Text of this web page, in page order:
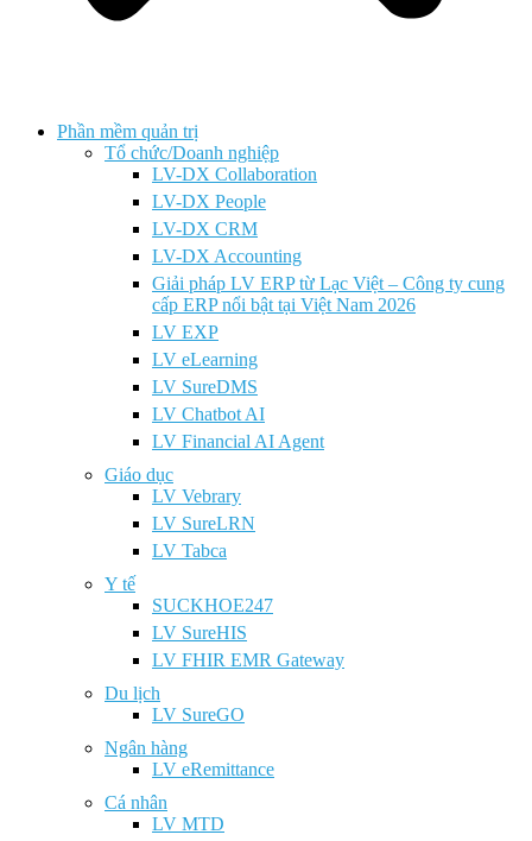
Phần mềm quản trị
Tổ chức/Doanh nghiệp
LV-DX Collaboration
LV-DX People
LV-DX CRM
LV-DX Accounting
Giải pháp LV ERP từ Lạc Việt – Công ty cung
cấp ERP nổi bật tại Việt Nam 2026
LV EXP
LV eLearning
LV SureDMS
LV Chatbot AI
LV Financial AI Agent
Giáo dục
LV Vebrary
LV SureLRN
LV Tabca
Y tế
SUCKHOE247
LV SureHIS
LV FHIR EMR Gateway
Du lịch
LV SureGO
Ngân hàng
LV eRemittance
Cá nhân
LV MTD